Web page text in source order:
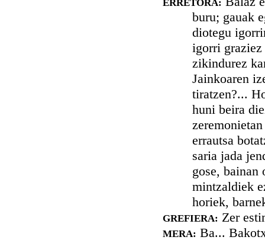
ERRETORA:
buru; gauak
diotegu
igorri graziez
zikindurez
Jainkoaren
tiratzen?...
huni beira
errautsa
saria jada
gose, bainan
mintzaldiek
horiek,
GREFIERA: Zer
MERA: Ba...